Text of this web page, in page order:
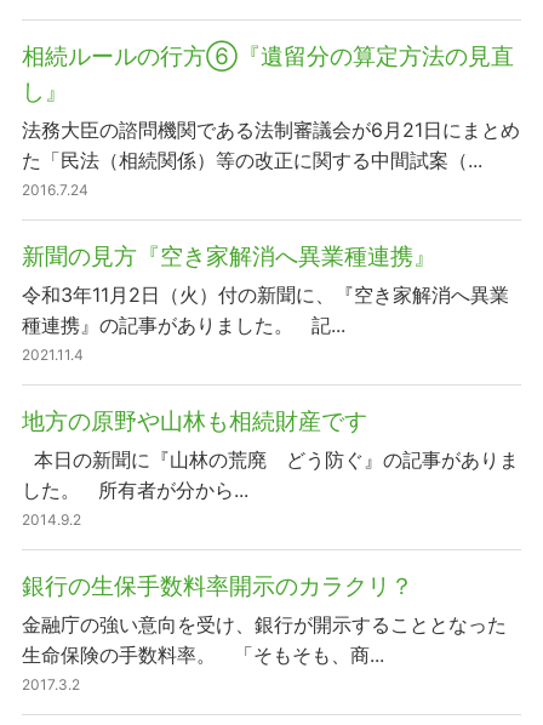
相続ルールの行方⑥『遺留分の算定方法の見直
し』
法務大臣の諮問機関である法制審議会が6月21日にまとめ
た「民法（相続関係）等の改正に関する中間試案（...
2016.7.24
新聞の見方『空き家解消へ異業種連携』
令和3年11月2日（火）付の新聞に、『空き家解消へ異業
種連携』の記事がありました。 記...
2021.11.4
地方の原野や山林も相続財産です
本日の新聞に『山林の荒廃 どう防ぐ』の記事がありま
した。 所有者が分から...
2014.9.2
銀行の生保手数料率開示のカラクリ？
金融庁の強い意向を受け、銀行が開示することとなった
生命保険の手数料率。 「そもそも、商...
2017.3.2